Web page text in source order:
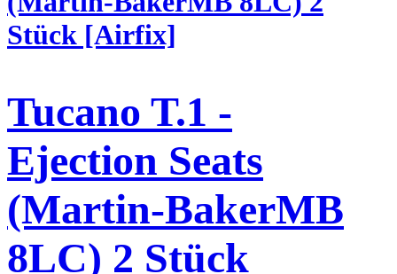
Tucano T.1 -
Ejection Seats
(Martin-BakerMB
8LC) 2 Stück